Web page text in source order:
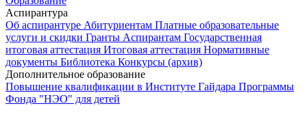
Аспирантура
Об аспирантуре Абитуриентам Платные образовательные
услуги и скидки Гранты Аспирантам Государственная
итоговая аттестация Итоговая аттестация Нормативные
документы Библиотека Конкурсы (архив)
Дополнительное образование
Повышение квалификации в Институте Гайдара Программы
Фонда "НЭО" для детей